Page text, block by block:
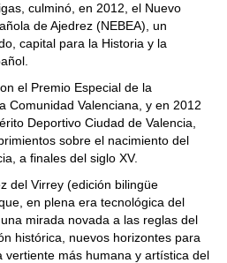
culminó, en 2012, el Nuevo
de Ajedrez (NEBEA), un
capital para la Historia y la
el Premio Especial de la
Comunidad Valenciana, y en 2012
Deportivo Ciudad de Valencia,
sobre el nacimiento del
a finales del siglo XV.
del Virrey (edición bilingüe
en plena era tecnológica del
mirada novada a las reglas del
histórica, nuevos horizontes para
vertiente más humana y artística del